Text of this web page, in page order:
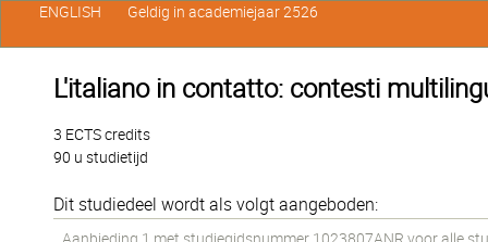
L'italiano in contatto: contesti
3 ECTS credits
90 u studietijd
Dit studiedeel wordt als volgt aangeboden:
ENGLISH Geldig in academiejaar 2526